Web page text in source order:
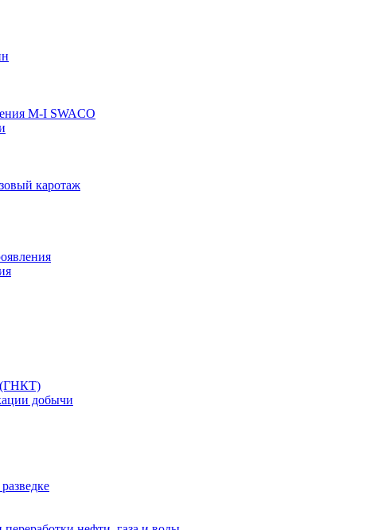
M-I SWACO
каротаж
(ГНКТ)
добычи